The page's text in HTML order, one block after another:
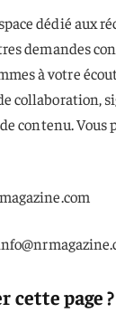
dédié aux
demandes
à votre
collaboration,
contenu. Vous
page ?